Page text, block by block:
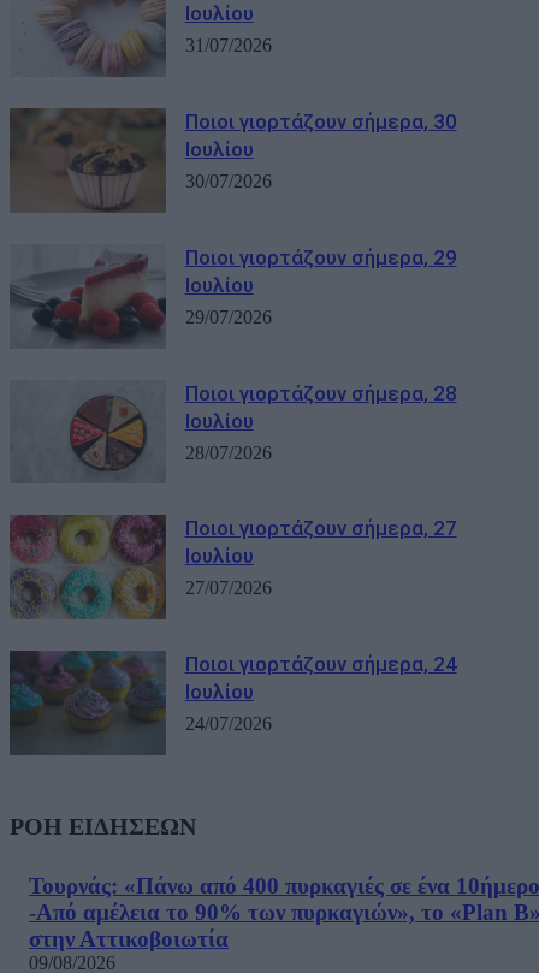
Ιουλίου
31/07/2026
Ποιοι γιορτάζουν σήμερα, 30
Ιουλίου
30/07/2026
Ποιοι γιορτάζουν σήμερα, 29
Ιουλίου
29/07/2026
Ποιοι γιορτάζουν σήμερα, 28
Ιουλίου
28/07/2026
Ποιοι γιορτάζουν σήμερα, 27
Ιουλίου
27/07/2026
Ποιοι γιορτάζουν σήμερα, 24
Ιουλίου
24/07/2026
ΡΟΗ ΕΙΔΗΣΕΩΝ
Τουρνάς: «Πάνω από 400 πυρκαγιές σε ένα 10ήμερο
-Από αμέλεια το 90% των πυρκαγιών», το «Plan
στην Αττικοβοιωτία
09/08/2026